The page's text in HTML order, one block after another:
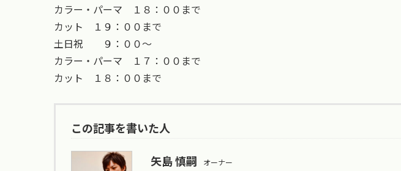
カラー・パーマ １８：００まで
カット １９：００まで
土日祝 ９：００〜
カラー・パーマ １７：００まで
カット １８：００まで
この記事を書いた人
矢島 慎嗣 オーナー